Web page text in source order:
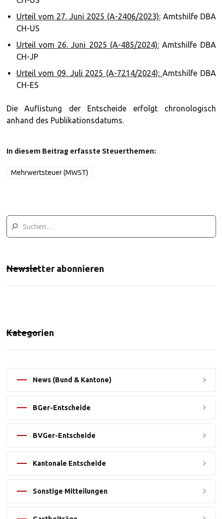
Urteil vom 27. Juni 2025 (A-2406/2023):Amtshilfe DBA
CH-US
Urteil vom 26. Juni 2025 (A-485/2024):Amtshilfe DBA
CH-JP
Urteil vom 09. Juli 2025 (A-7214/2024): Amtshilfe DBA
CH-ES
Die Auflistung der Entscheide erfolgt chronologisch
anhand des Publikationsdatums.
In diesem Beitrag erfasste Steuerthemen:
Mehrwertsteuer (MWST)
Newsletter abonnieren
Kategorien
News (Bund & Kantone)
BGer-Entscheide
BVGer-Entscheide
Kantonale Entscheide
Sonstige Mitteilungen